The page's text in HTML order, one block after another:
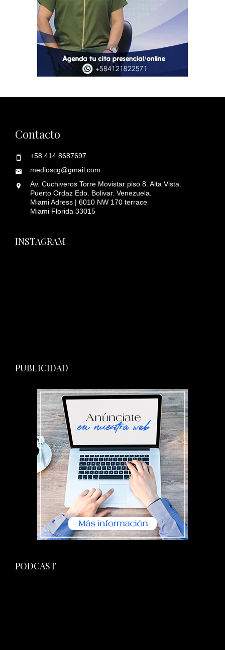
Contacto
+58 414 8687697
medioscg@gmail.com
Av. Cuchiveros Torre Movistar piso 8. Alta Vista.
Puerto Ordaz Edo. Bolivar. Venezuela.
Miami Adress | 6010 NW 170 terrace
Miami Florida 33015
INSTAGRAM
PUBLICIDAD
PODCAST